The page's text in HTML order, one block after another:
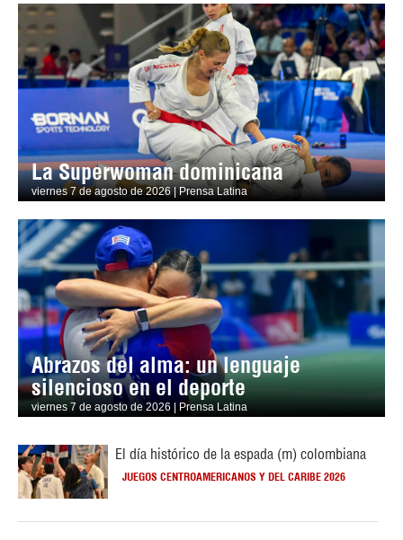
La Superwoman dominicana
viernes 7 de agosto de 2026 | Prensa Latina
Abrazos del alma: un lenguaje
silencioso en el deporte
viernes 7 de agosto de 2026 | Prensa Latina
El día histórico de la espada (m) colombiana
JUEGOS CENTROAMERICANOS Y DEL CARIBE 2026